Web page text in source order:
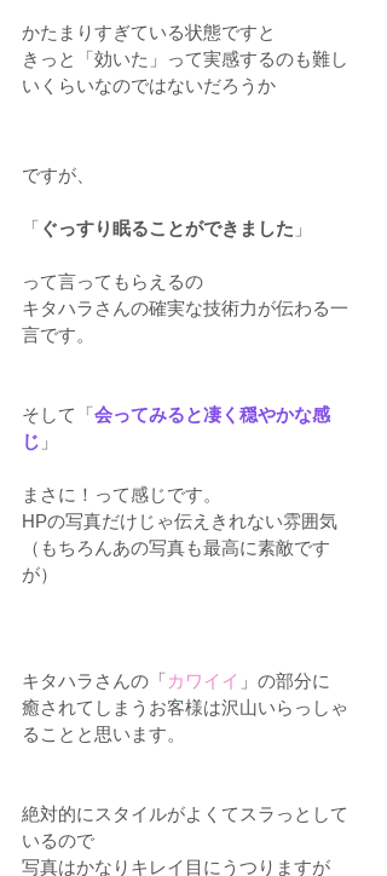
かたまりすぎている状態ですと
きっと「効いた」って実感するのも難し
いくらいなのではないだろうか
ですが、
「 ぐっすり眠ることができました 」
って言ってもらえるの
キタハラさんの確実な技術力が伝わる一
言です。
そして「会ってみると凄く穏やかな感
じ 」
まさに！って感じです。
HPの写真だけじゃ伝えきれない雰囲気
（もちろんあの写真も最高に素敵です
が）
キタハラさんの「カワイイ 」の部分に
癒されてしまうお客様は沢山いらっしゃ
ることと思います。
絶対的にスタイルがよくてスラっとして
いるので
写真はかなりキレイ目にうつりますが